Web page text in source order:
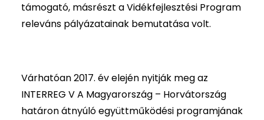
támogató, másrészt a Vidékfejlesztési Program
releváns pályázatainak bemutatása volt.
Várhatóan 2017. év elején nyitják meg az
INTERREG V A Magyarország – Horvátország
határon átnyúló együttműködési programjának